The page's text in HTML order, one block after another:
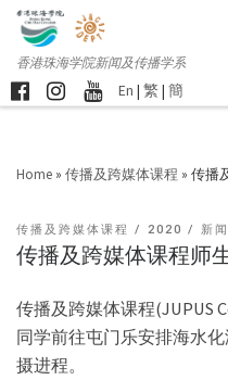
香港珠海学院新闻及传播学系
En | 繁 | 簡
Home » 传播及跨媒体课程 » 传播
传播及跨媒体课程 2020 新
传播及跨媒体课程师
传播及跨媒体课程(JUPUS
同学前往屯门乐安排海水
摄进程。